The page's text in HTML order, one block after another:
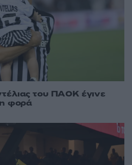
του ΠΑΟΚ έγινε
φορά